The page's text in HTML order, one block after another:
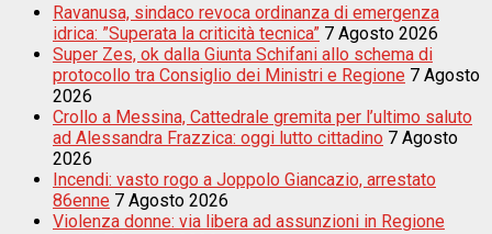
Ravanusa, sindaco revoca ordinanza di emergenza
idrica: ”Superata la criticità tecnica” 7 Agosto 2026
Super Zes, ok dalla Giunta Schifani allo schema di
protocollo tra Consiglio dei Ministri e Regione 7 Agosto
2026
Crollo a Messina, Cattedrale gremita per l’ultimo saluto
ad Alessandra Frazzica: oggi lutto cittadino 7 Agosto
2026
Incendi: vasto rogo a Joppolo Giancazio, arrestato
86enne 7 Agosto 2026
Violenza donne: via libera ad assunzioni in Regione